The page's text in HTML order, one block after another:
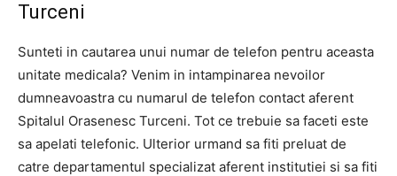
Turceni
Sunteti in cautarea unui numar de telefon pentru aceasta
unitate medicala? Venim in intampinarea nevoilor
dumneavoastra cu numarul de telefon contact aferent
Spitalul Orasenesc Turceni. Tot ce trebuie sa faceti este
sa apelati telefonic. Ulterior urmand sa fiti preluat de
catre departamentul specializat aferent institutiei si sa fiti